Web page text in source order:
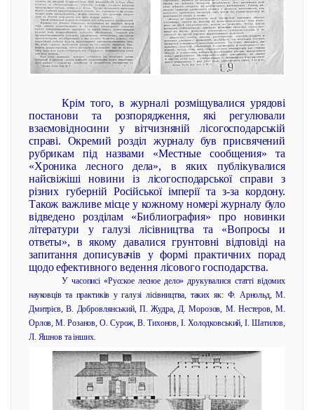
Крім того, в журналі розміщувалися урядові
постанови та розпорядження, які регулювали
взаємовідносини у вітчизняній лісогосподарській
справі. Окремий розділ журналу був присвячений
рубрикам під назвами «Местные сообщения» та
«Хроника лесного дела», в яких публікувалися
найсвіжіші новини із лісогосподарської справи з
різних губерній Російської імперії та з-за кордону.
Також важливе місце у кожному номері журналу було
відведено розділам «Библиография» про новинки
літератури у галузі лісівництва та «Вопросы и
ответы», в якому давалися грунтовні відповіді на
запитання дописувачів у формі практичних порад
щодо ефективного ведення лісового господарства.
У часописі «Русское лесное дело» друкувалися статті відомих
науковців та практиків у галузі лісівництва, таких як: Ф. Арнольд, М.
Дмитрієв, В. Добровлянський, П. Жудра, Д. Морозов, М. Нестеров, М.
Орлов, М. Розанов, О. Сурож, В. Тихонов, І. Холодковський, І. Шатилов,
Л. Яшнов та інших.